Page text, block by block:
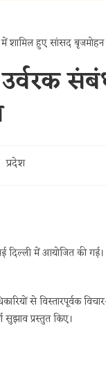
प्रदेश
में आयोजित की
से विस्तारपूर्वक
प्रस्तुत किए।